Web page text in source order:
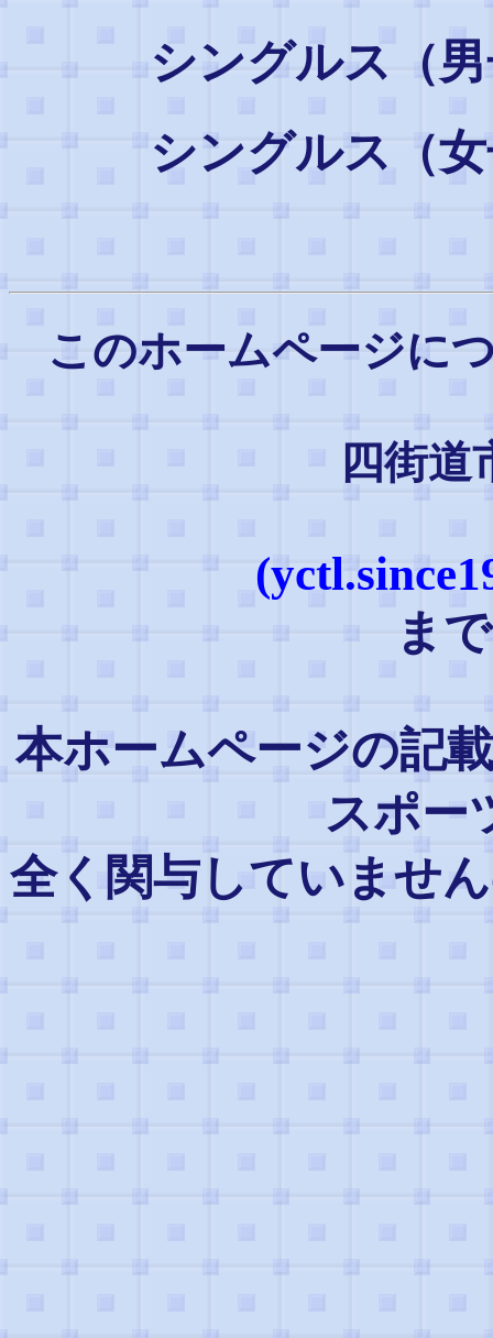
シングルス（
シングルス（
このホームページに
四街道
ま
本ホームページの記
スポー
全く関与していませ